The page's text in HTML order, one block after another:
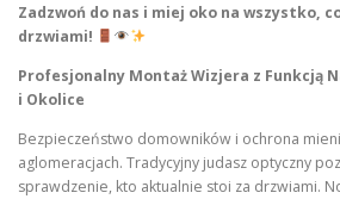
Zadzwoń do nas i miej oko na wszystko,
drzwiami!
Profesjonalny Montaż Wizjera z Funkcją
i Okolice
Bezpieczeństwo domowników i ochrona
aglomeracjach. Tradycyjny judasz optyczny
sprawdzenie, kto aktualnie stoi za drzwiami.